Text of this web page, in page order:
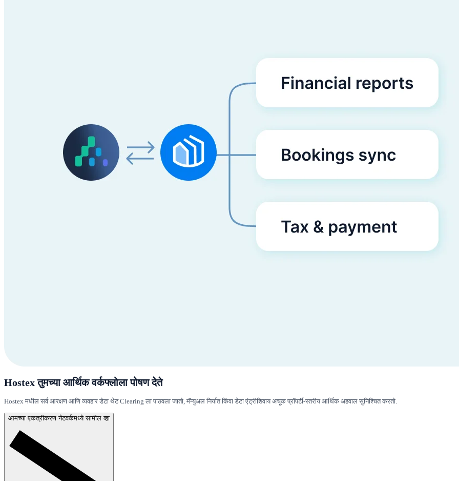
Hostex तुमच्या आर्थिक वर्कफ्लोला पोषण देते
Hostex मधील सर्व आरक्षण आणि व्यवहार डेटा थेट Clearing ला पाठवला जातो, मॅन्युअल निर्यात किंवा डेटा एंट्रीशिवाय अचूक प्रॉपर्टी-स्तरीय आर्थिक अहवाल सुनिश्चित करतो.
आमच्या एकत्रीकरण नेटवर्कमध्ये सामील व्हा